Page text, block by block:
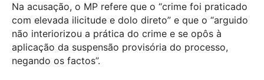
Na acusação, o MP refere que o “crime foi praticado
com elevada ilicitude e dolo direto” e que o “arguido
não interiorizou a prática do crime e se opôs à
aplicação da suspensão provisória do processo,
negando os factos”.